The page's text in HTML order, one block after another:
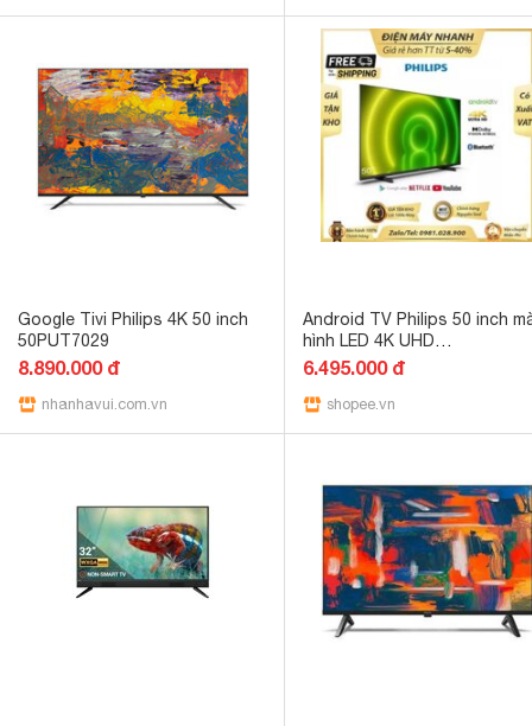
Google Tivi Philips 4K 50 inch
50PUT7029
8.890.000 đ
nhanhavui.com.vn
Android TV Philips 50 inch
hình LED 4K UHD
-50PUT7406/74 Mới DMNSG
6.495.000 đ
shopee.vn